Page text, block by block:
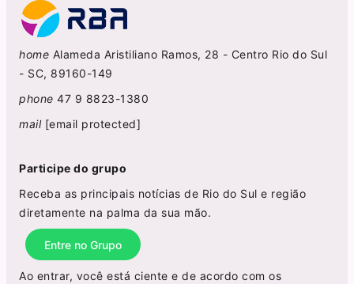
home Alameda Aristiliano Ramos, 28 - Centro Rio do Sul
- SC, 89160-149
phone 47 9 8823-1380
mail [email protected]
Participe do grupo
Receba as principais notícias de Rio do Sul e região
diretamente na palma da sua mão.
Entre no Grupo
Ao entrar, você está ciente e de acordo com os